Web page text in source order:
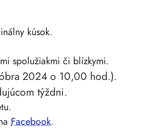
kúsok.
spolužiakmi či blízkymi.
2024 o 10,00 hod.).
týždni.
Facebook.